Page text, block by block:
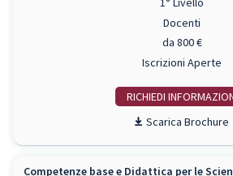
Docenti
da 800 €
Iscrizioni Aperte
RICHIEDI INFO
Scarica Brochure
Competenze base e Didattica per le